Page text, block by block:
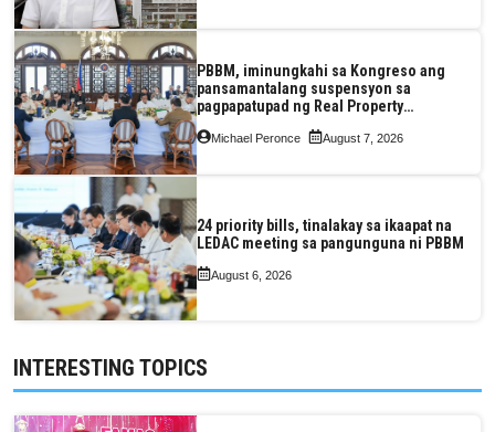
PBBM, iminungkahi sa Kongreso ang
pansamantalang suspensyon sa
pagpapatupad ng Real Property
Valuation and Assessment Reform Act
Michael Peronce August 7, 2026
24 priority bills, tinalakay sa ikaapat na
LEDAC meeting sa pangunguna ni PBBM
August 6, 2026
INTERESTING TOPICS